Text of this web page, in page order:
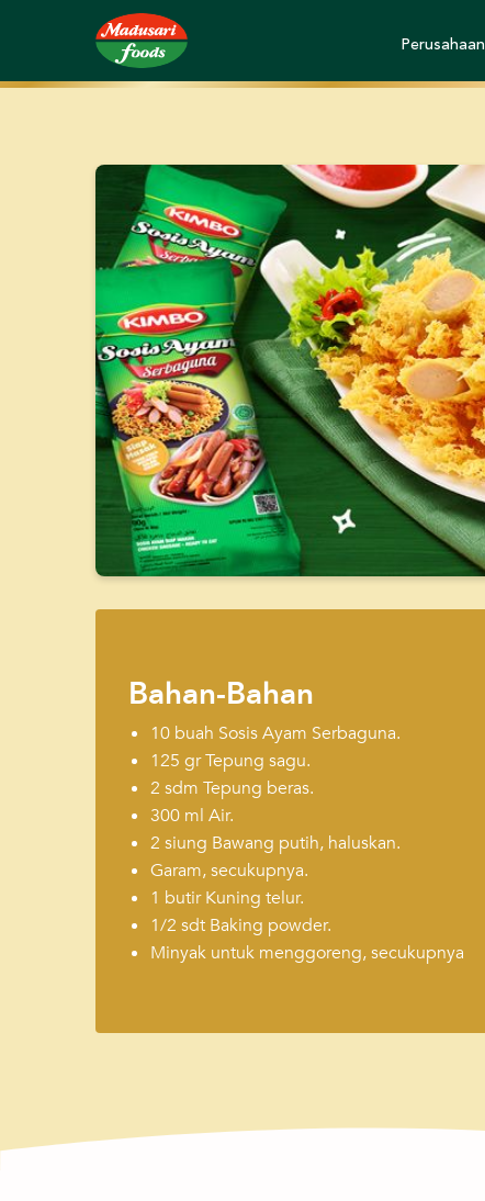
Perusahaan
Bahan-Bahan
10 buah Sosis Ayam Serbaguna.
125 gr Tepung sagu.
2 sdm Tepung beras.
300 ml Air.
2 siung Bawang putih, haluskan.
Garam, secukupnya.
1 butir Kuning telur.
1/2 sdt Baking powder.
Minyak untuk menggoreng, secukupnya